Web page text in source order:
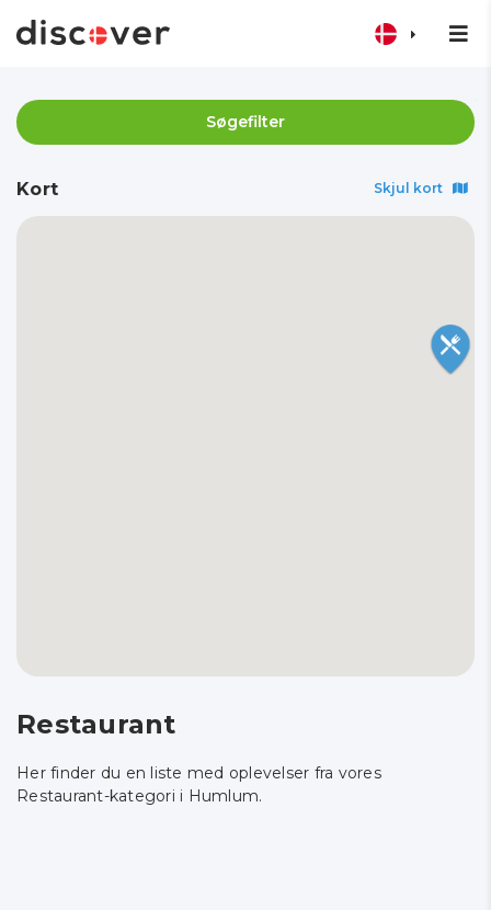
Søgefilter
Kort Skjul kort
Restaurant
Her finder du en liste med oplevelser fra vores
Restaurant-kategori i Humlum.